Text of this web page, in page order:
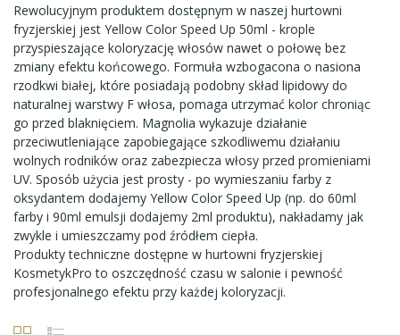
Rewolucyjnym produktem dostępnym w naszej hurtowni
fryzjerskiej jest Yellow Color Speed Up 50ml - krople
przyspieszające koloryzację włosów nawet o połowę bez
zmiany efektu końcowego. Formuła wzbogacona o nasiona
rzodkwi białej, które posiadają podobny skład lipidowy do
naturalnej warstwy F włosa, pomaga utrzymać kolor chroniąc
go przed blaknięciem. Magnolia wykazuje działanie
przeciwutleniające zapobiegające szkodliwemu działaniu
wolnych rodników oraz zabezpiecza włosy przed promieniami
UV. Sposób użycia jest prosty - po wymieszaniu farby z
oksydantem dodajemy Yellow Color Speed Up (np. do 60ml
farby i 90ml emulsji dodajemy 2ml produktu), nakładamy jak
zwykle i umieszczamy pod źródłem ciepła.
Produkty techniczne dostępne w hurtowni fryzjerskiej
KosmetykPro to oszczędność czasu w salonie i pewność
profesjonalnego efektu przy każdej koloryzacji.